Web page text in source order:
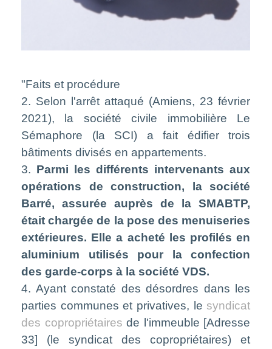
"Faits et procédure
2. Selon l'arrêt attaqué (Amiens, 23 février
2021), la société civile immobilière Le
Sémaphore (la SCI) a fait édifier trois
bâtiments divisés en appartements.
3. Parmi les différents intervenants aux
opérations de construction, la société
Barré, assurée auprès de la SMABTP,
était chargée de la pose des menuiseries
extérieures. Elle a acheté les profilés en
aluminium utilisés pour la confection
des garde-corps à la société VDS.
4. Ayant constaté des désordres dans les
parties communes et privatives, le syndicat
des copropriétaires de l'immeuble [Adresse
33] (le syndicat des copropriétaires) et